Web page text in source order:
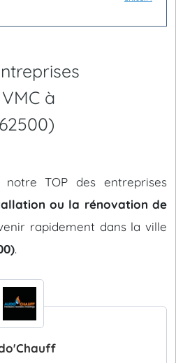
à
notre TOP des entreprises
ou la rénovation de
rapidement dans la ville
.